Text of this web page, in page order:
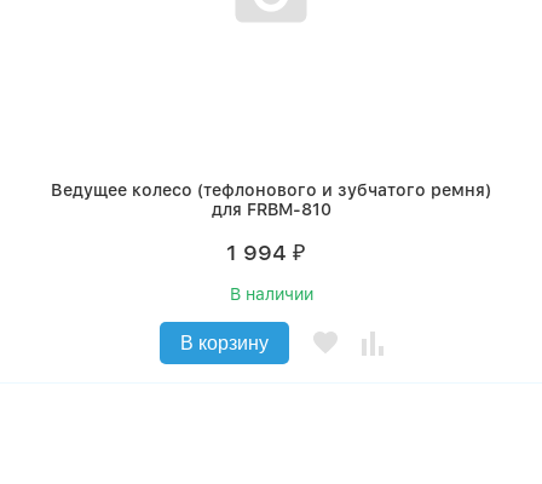
Ведущее колесо (тефлонового и зубчатого ремня)
для FRBM-810
1 994 ₽
В наличии
В корзину